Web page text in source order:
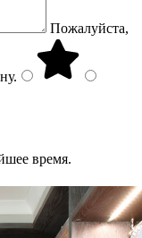
Пожалуйста,
.
время.